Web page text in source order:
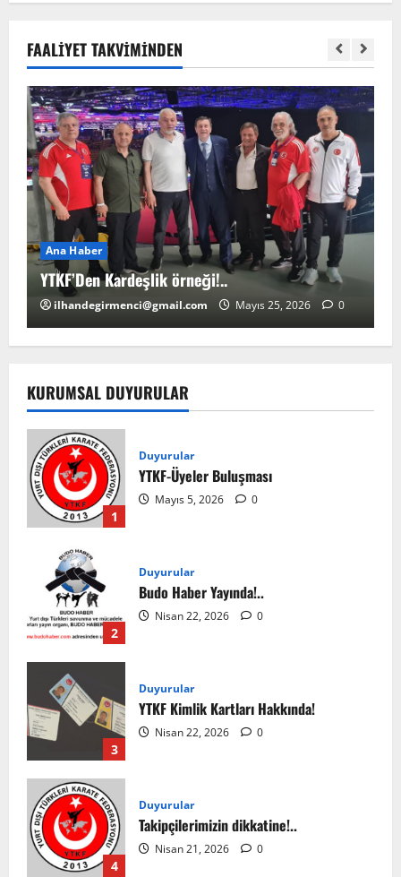
FAALIYET TAKVIMINDEN
Ana Haber
YTKF’Den Kardeşlik örneği!..
ilhandegirmenci@gmail.com Mayıs 25, 2026 0
KURUMSAL DUYURULAR
1
Duyurular
YTKF-Üyeler Buluşması
Mayıs 5, 2026 0
2
Duyurular
Budo Haber Yayında!..
Nisan 22, 2026 0
3
Duyurular
YTKF Kimlik Kartları Hakkında!
Nisan 22, 2026 0
4
Duyurular
Takipçilerimizin dikkatine!..
Nisan 21, 2026 0